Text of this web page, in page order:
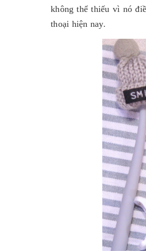
không thể thiếu vì nó
thoại hiện nay.